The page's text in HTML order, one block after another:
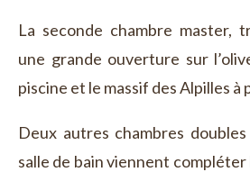
La seconde chambre master,
une grande ouverture sur
piscine et le massif des Alpilles à
Deux autres chambres
salle de bain viennent